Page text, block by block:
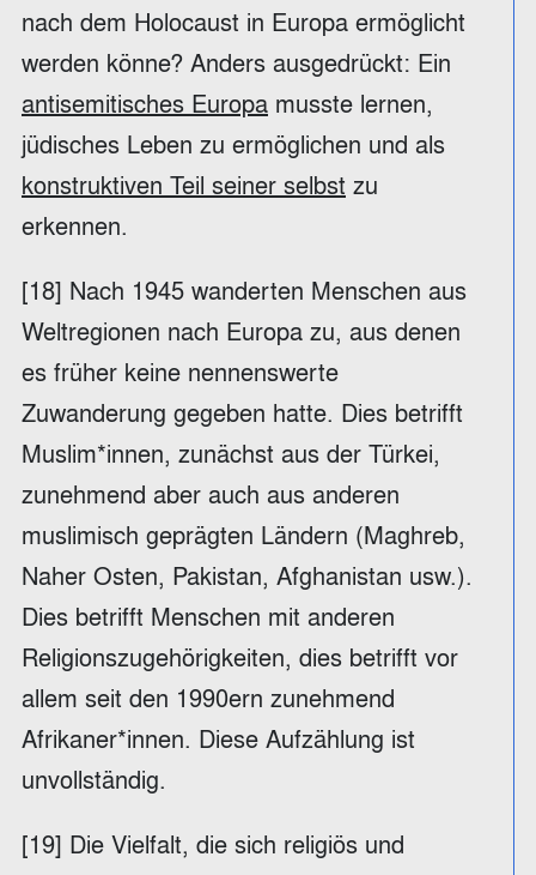
nach dem Holocaust in Europa ermöglicht
werden könne? Anders ausgedrückt: Ein
antisemitisches Europa musste lernen,
jüdisches Leben zu ermöglichen und als
konstruktiven Teil seiner selbst zu
erkennen.
[18] Nach 1945 wanderten Menschen aus
Weltregionen nach Europa zu, aus denen
es früher keine nennenswerte
Zuwanderung gegeben hatte. Dies betrifft
Muslim*innen, zunächst aus der Türkei,
zunehmend aber auch aus anderen
muslimisch geprägten Ländern (Maghreb,
Naher Osten, Pakistan, Afghanistan usw.).
Dies betrifft Menschen mit anderen
Religionszugehörigkeiten, dies betrifft vor
allem seit den 1990ern zunehmend
Afrikaner*innen. Diese Aufzählung ist
unvollständig.
[19] Die Vielfalt, die sich religiös und